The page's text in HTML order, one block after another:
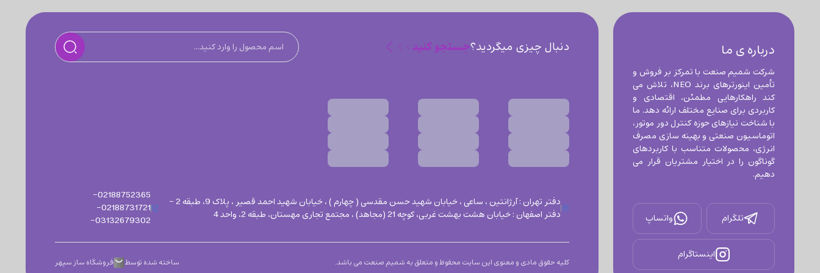
درباره ی ما
دهیم.
تلگرام واتساپ
اینستاگرام
دنبال چیزی میگردید؟جستجو کنید
دفتر تهران : آرژانتین ، ساعی ، خیابان شهید حسن مقدسی ( چهارم ) ، خیابان شهید احمد قصیر ، پلاک 9، طبقه 2 -
دفتر اصفهان : خیابان هشت بهشت غربی، کوچه 21 (مجاهد) ، مجتمع تجاری مهستان، طبقه 2، واحد 4
02188752365-
02188731721-
03132679302-
کلیه حقوق مادی و معنوی این سایت محفوظ و متعلق به شمیم صنعت می باشد. ساخته شده توسط فروشگاه ساز سپهر